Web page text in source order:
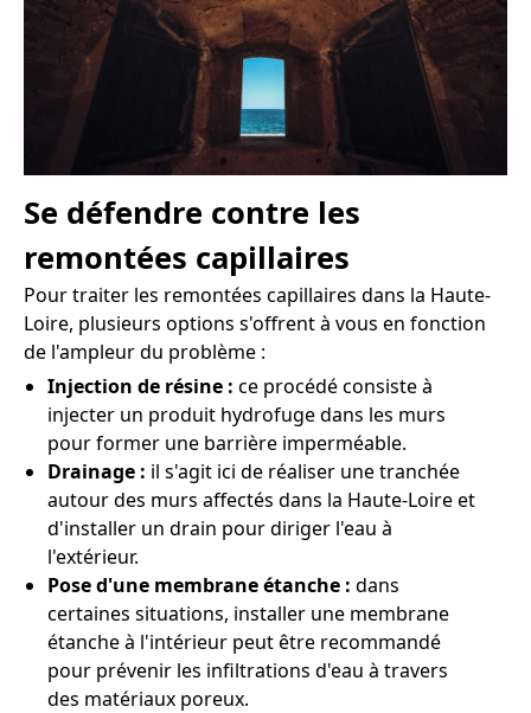
Se défendre contre les
remontées capillaires
Pour traiter les remontées capillaires dans la Haute-
Loire, plusieurs options s'offrent à vous en fonction
de l'ampleur du problème :
Injection de résine : ce procédé consiste à
injecter un produit hydrofuge dans les murs
pour former une barrière imperméable.
Drainage : il s'agit ici de réaliser une tranchée
autour des murs affectés dans la Haute-Loire et
d'installer un drain pour diriger l'eau à
l'extérieur.
Pose d'une membrane étanche : dans
certaines situations, installer une membrane
étanche à l'intérieur peut être recommandé
pour prévenir les infiltrations d'eau à travers
des matériaux poreux.